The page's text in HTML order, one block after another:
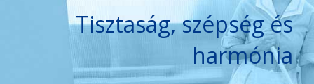
REFERENCIÁK
TAKARÍTÁSI SZOLGÁLTATÁSAINK
KAPCSOLAT
Tisztaság, szépség és
harmónia